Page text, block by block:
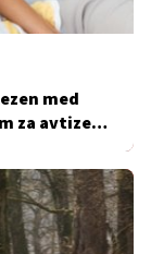
med
za avtizem